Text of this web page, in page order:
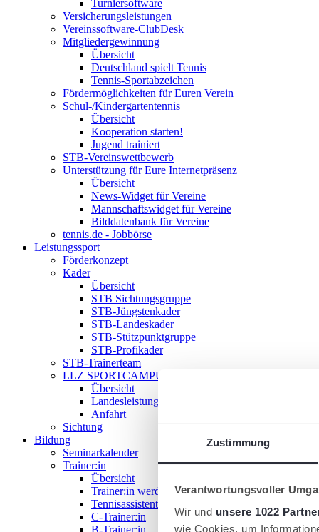
Zustimmung
Verantwortungsvoller
Wir und unsere 1022
wie Cookies, um
Turniersoftware
Versicherungsleistungen
Vereinssoftware-ClubDesk
Mitgliedergewinnung
Übersicht
Deutschland spielt Tennis
Tennis-Sportabzeichen
Fördermöglichkeiten für Euren Verein
Schul-/Kindergartentennis
Übersicht
Kooperation starten!
Jugend trainiert
STB-Vereinswettbewerb
Unterstützung für Eure Internetpräsenz
Übersicht
News-Widget für Vereine
Mannschaftswidget für Vereine
Bilddatenbank für Vereine
tennis.de - Jobbörse
Leistungssport
Förderkonzept
Kader
Übersicht
STB Sichtungsgruppe
STB-Jüngstenkader
STB-Landeskader
STB-Stützpunktgruppe
STB-Profikader
STB-Trainerteam
LLZ SPORTCAMPUS SAAR
Übersicht
Landesleistungszentrum
Anfahrt
Sichtung
Bildung
Seminarkalender
Trainer:in
Übersicht
Trainer:in werden!
Tennisassistent:in
C-Trainer:in
B-Trainer:in